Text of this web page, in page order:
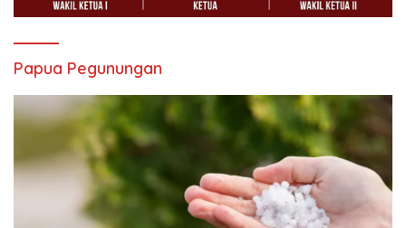
Papua Pegunungan